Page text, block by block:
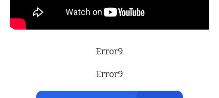
Error9
Error9